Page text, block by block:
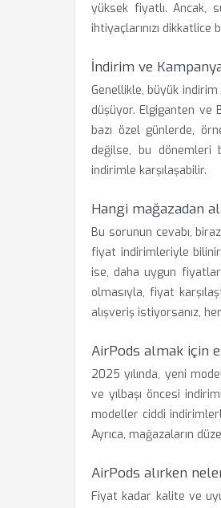
yüksek fiyatlı. Ancak,
ihtiyaçlarınızı dikkatlice
İndirim ve
Genellikle, büyük
düşüyor. Elgiganten ve
bazı özel günlerde,
değilse, bu dönemleri
indirimle karşılaşabilir.
Hangi mağazadan
Bu sorunun cevabı,
fiyat indirimleriyle
ise, daha uygun fiyatlar
olmasıyla, fiyat
alışveriş istiyorsanız,
AirPods almak için
2025 yılında, yeni
ve yılbaşı öncesi
modeller ciddi
Ayrıca, mağazaların
AirPods alırken
Fiyat kadar kalite ve